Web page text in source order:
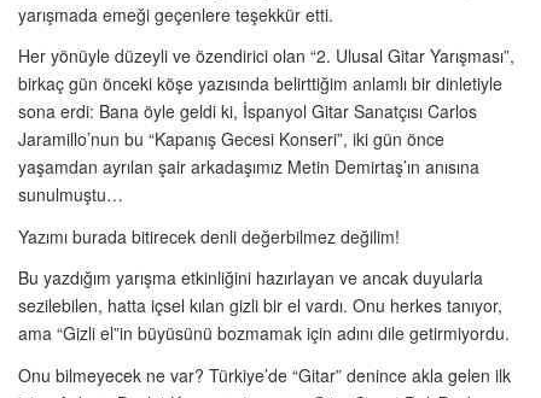
yarışmada emeği geçenlere teşekkür etti.
Her yönüyle düzeyli ve özendirici olan “2. Ulusal Gitar Yarışması”,
birkaç gün önceki köşe yazısında belirttiğim anlamlı bir dinletiyle
sona erdi: Bana öyle geldi ki, İspanyol Gitar Sanatçısı Carlos
Jaramillo’nun bu “Kapanış Gecesi Konseri”, iki gün önce
yaşamdan ayrılan şair arkadaşımız Metin Demirtaş’ın anısına
sunulmuştu…
Yazımı burada bitirecek denli değerbilmez değilim!
Bu yazdığım yarışma etkinliğini hazırlayan ve ancak duyularla
sezilebilen, hatta içsel kılan gizli bir el vardı. Onu herkes tanıyor,
ama “Gizli el”in büyüsünü bozmamak için adını dile getirmiyordu.
Onu bilmeyecek ne var? Türkiye’de “Gitar” denince akla gelen ilk